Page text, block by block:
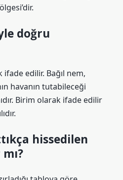
doğru
edilir. Bağıl nem,
havanın tutabileceği
Birim olarak ifade edilir
hissedilen